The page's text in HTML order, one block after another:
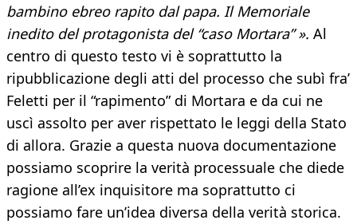
bambino ebreo rapito dal papa. Il Memoriale
inedito del protagonista del “caso Mortara” ». Al
centro di questo testo vi è soprattutto la
ripubblicazione degli atti del processo che subì fra’
Feletti per il “rapimento” di Mortara e da cui ne
uscì assolto per aver rispettato le leggi della Stato
di allora. Grazie a questa nuova documentazione
possiamo scoprire la verità processuale che diede
ragione all’ex inquisitore ma soprattutto ci
possiamo fare un’idea diversa della verità storica.